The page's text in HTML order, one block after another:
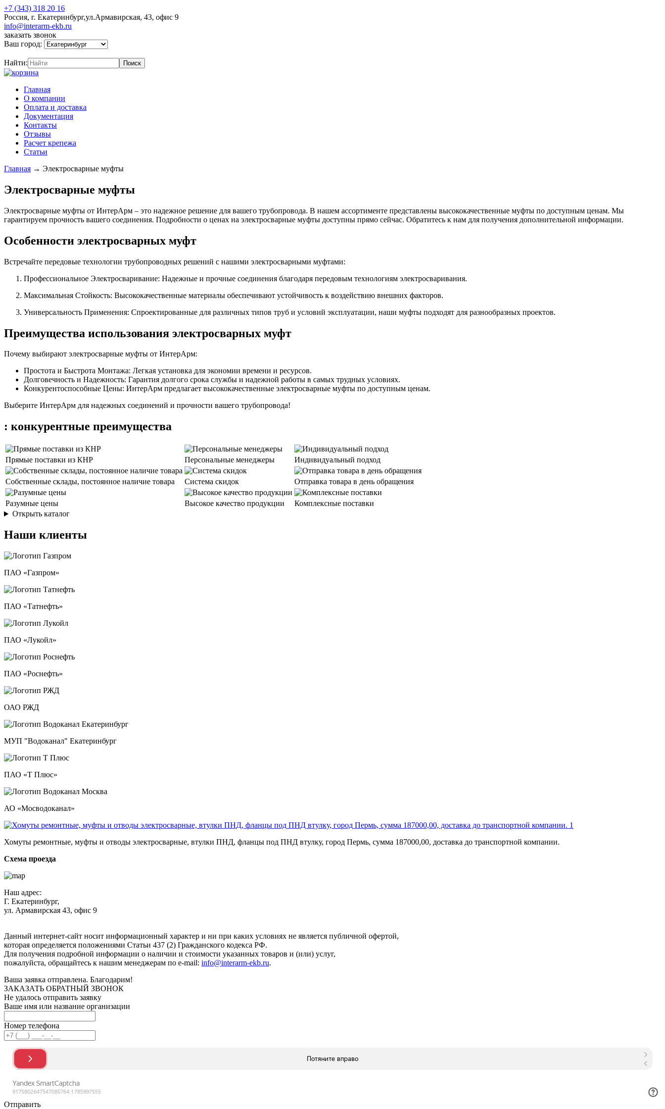
+7 (343) 318 20 16
Россия, г. Екатеринбург,ул.Армавирская, 43, офис 9
info@interarm-ekb.ru
заказать звонок
Ваш город:
Найти:
Главная
О компании
Оплата и доставка
Документация
Контакты
Отзывы
Расчет крепежа
Статьи
Главная → Электросварные муфты
Электросварные муфты
Электросварные муфты от ИнтерАрм – это надежное решение для вашего трубопровода. В нашем ассортименте представлены высококачественные муфты по доступным ценам. Мы
гарантируем прочность вашего соединения. Подробности о ценах на электросварные муфты доступны прямо сейчас. Обратитесь к нам для получения дополнительной информации.
Особенности электросварных муфт
Встречайте передовые технологии трубопроводных решений с нашими электросварными муфтами:
Профессиональное Электросваривание: Надежные и прочные соединения благодаря передовым технологиям электросваривания.
Максимальная Стойкость: Высококачественные материалы обеспечивают устойчивость к воздействию внешних факторов.
Универсальность Применения: Спроектированные для различных типов труб и условий эксплуатации, наши муфты подходят для разнообразных проектов.
Преимущества использования электросварных муфт
Почему выбирают электросварные муфты от ИнтерАрм:
Простота и Быстрота Монтажа: Легкая установка для экономии времени и ресурсов.
Долговечность и Надежность: Гарантия долгого срока службы и надежной работы в самых трудных условиях.
Конкурентоспособные Цены: ИнтерАрм предлагает высококачественные электросварные муфты по доступным ценам.
Выберите ИнтерАрм для надежных соединений и прочности вашего трубопровода!
: конкурентные преимущества
Прямые поставки из КНР Персональные менеджеры Индивидуальный подход
Собственные склады, постоянное наличие товара Система скидок Отправка товара в день обращения
Разумные цены Высокое качество продукции
Комплексные поставки
Открыть каталог
Наши клиенты
ПАО «Газпром»
ПАО «Татнефть»
ПАО «Лукойл»
ПАО «Роснефть»
ОАО РЖД
МУП "Водоканал" Екатеринбург
ПАО «Т Плюс»
АО «Мосводоканал»
Хомуты ремонтные, муфты и отводы электросварные, втулки ПНД, фланцы под ПНД втулку, город Пермь, сумма 187000,00, доставка до транспортной компании.
Схема проезда
Наш адрес:
Г. Екатеринбург,
ул. Армавирская 43, офис 9
Данный интернет-сайт носит информационный характер и ни при каких условиях не является публичной офертой,
которая определяется положениями Статьи 437 (2) Гражданского кодекса РФ.
Для получения подробной информации о наличии и стоимости указанных товаров и (или) услуг,
пожалуйста, обращайтесь к нашим менеджерам по e-mail: info@interarm-ekb.ru.
Ваша заявка отправлена. Благодарим!
ЗАКАЗАТЬ ОБРАТНЫЙ ЗВОНОК
Не удалось отправить заявку
Ваше имя или название организации
Номер телефона
Отправить